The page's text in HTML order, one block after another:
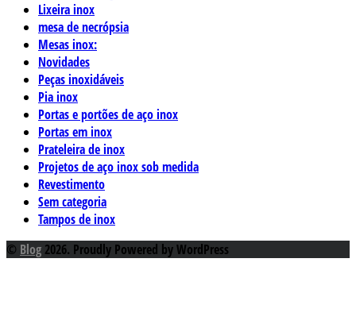
Lixeira inox
mesa de necrópsia
Mesas inox:
Novidades
Peças inoxidáveis
Pia inox
Portas e portões de aço inox
Portas em inox
Prateleira de inox
Projetos de aço inox sob medida
Revestimento
Sem categoria
Tampos de inox
© Blog 2026. Proudly Powered by WordPress